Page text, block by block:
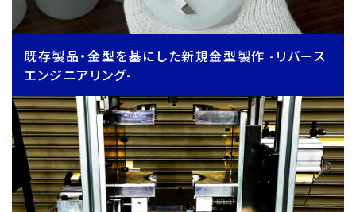
既存製品・金型を基にした新規金型製作 -リバース
エンジニアリング-